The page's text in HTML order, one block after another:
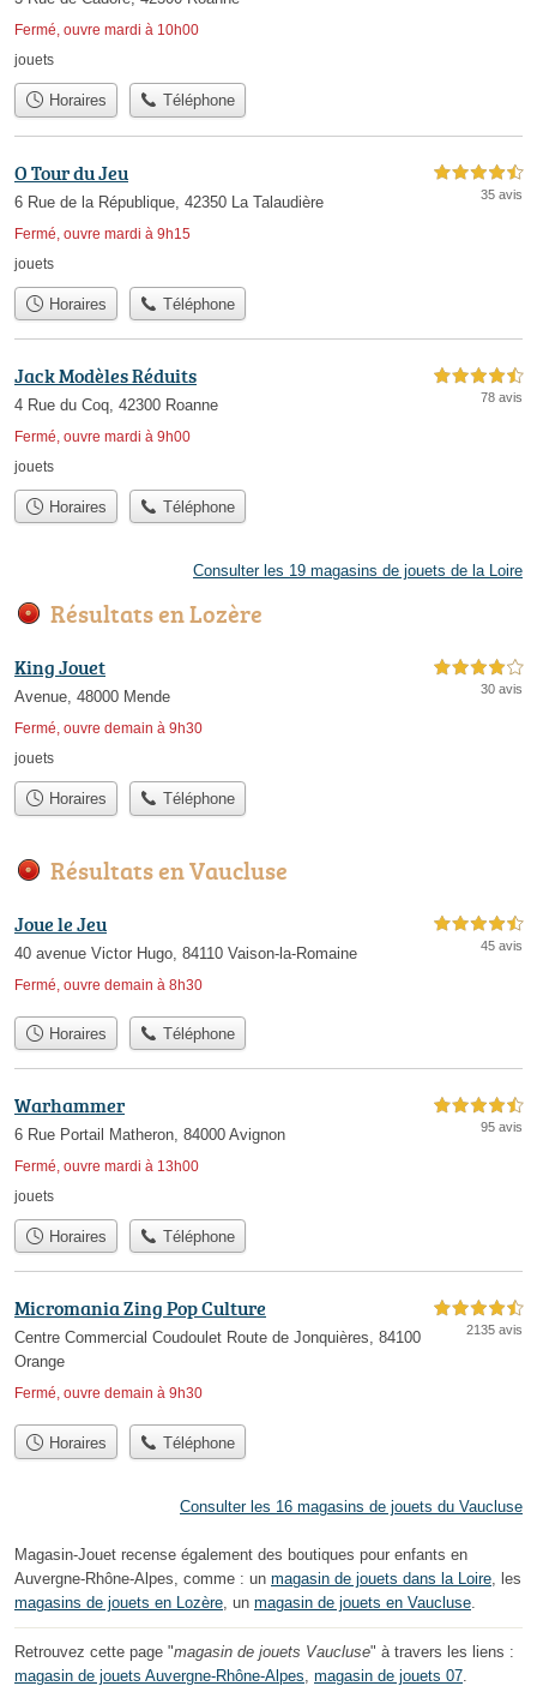
Fermé, ouvre mardi à 10h00
jouets
Horaires Téléphone
O Tour du Jeu
6 Rue de la République, 42350 La Talaudière
Fermé, ouvre mardi à 9h15
4,5 étoiles sur 5
35 avis
jouets
Horaires Téléphone
Jack Modèles Réduits
4 Rue du Coq, 42300 Roanne
Fermé, ouvre mardi à 9h00
4,5 étoiles sur 5
78 avis
jouets
Horaires Téléphone
Consulter les 19 magasins de jouets de la Loire
Résultats en Lozère
King Jouet
Avenue, 48000 Mende
Fermé, ouvre demain à 9h30
4,0 étoiles sur 5
30 avis
jouets
Horaires Téléphone
Résultats en Vaucluse
Joue le Jeu
40 avenue Victor Hugo, 84110 Vaison-la-Romaine
Fermé, ouvre demain à 8h30
4,5 étoiles sur 5
45 avis
Horaires Téléphone
Warhammer
6 Rue Portail Matheron, 84000 Avignon
Fermé, ouvre mardi à 13h00
4,5 étoiles sur 5
95 avis
jouets
Horaires Téléphone
Micromania Zing Pop Culture
Centre Commercial Coudoulet Route de Jonquières, 84100
Orange
Fermé, ouvre demain à 9h30
4,5 étoiles sur 5
2135 avis
Horaires Téléphone
Consulter les 16 magasins de jouets du Vaucluse
Magasin-Jouet recense également des boutiques pour enfants en
Auvergne-Rhône-Alpes, comme : un magasin de jouets dans la Loire , les
magasins de jouets en Lozère , un magasin de jouets en Vaucluse
Retrouvez cette page "magasin de jouets Vaucluse" à travers les liens :
magasin de jouets Auvergne-Rhône-Alpes magasin de jouets 07